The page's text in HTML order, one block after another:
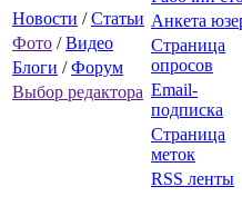
Новости /Статьи
Фото /Видео
Блоги /Форум
Выбор редактора
Анкета
Страница
опросов
Email-
подписка
Страница
меток
RSS ленты